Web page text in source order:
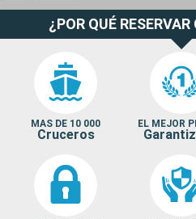
¿POR QUÉ
MAS DE 10 000
Cruceros
EL MEJOR